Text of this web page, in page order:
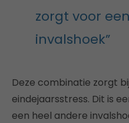
zorgt voor
invalshoek”
Deze combinatie zorgt
eindejaarsstress. Dit is
een heel andere